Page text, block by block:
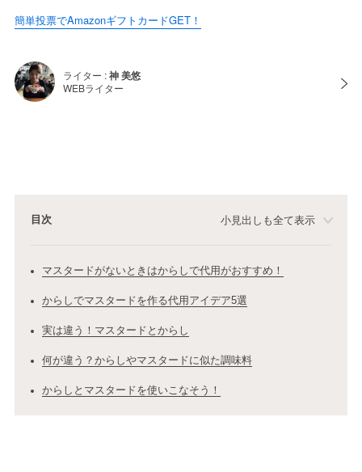
簡単投票でAmazonギフトカードGET！
ライター :神 美悠
WEBライター
目次 小見出しも全て表示
マスタードがないときはからしで代用がおすすめ！
からしでマスタードを作る代用アイデア5選
実は違う！マスタードとからし
何が違う？からしやマスタードに似た調味料
からしとマスタードを使いこなそう！